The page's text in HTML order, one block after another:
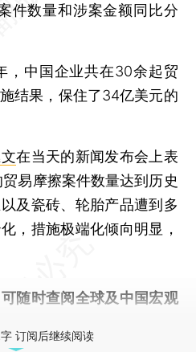
件数量和涉案金额同比分
中国企业共在30余起贸
结果，保住了34亿美元的
在当天的新闻发布会上表
易摩擦案件数量达到历史
及瓷砖、轮胎产品遭到多
，措施极端化倾向明显，
可随时查阅全球及中国宏观
订阅后继续阅读